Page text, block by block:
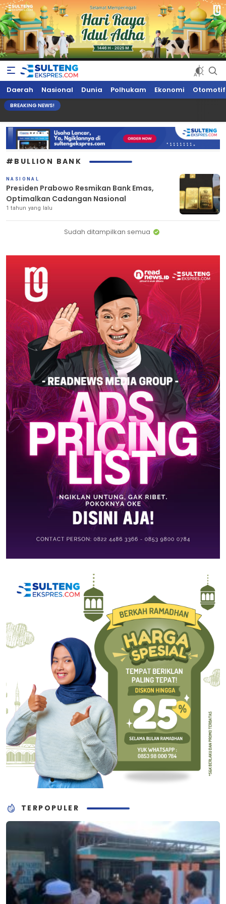
Sultengekspres.com
Berita Seputar Sulteng Hari Ini, Update Terkini, Suaranya Rakyat
Sulteng
Daerah Nasional Dunia Polhukam Ekonomi Otomotif
BREAKING NEWS!
#BULLION BANK
NASIONAL
Presiden Prabowo Resmikan Bank Emas,
Optimalkan Cadangan Nasional
1 tahun yang lalu
Sudah ditampilkan semua
TERPOPULER